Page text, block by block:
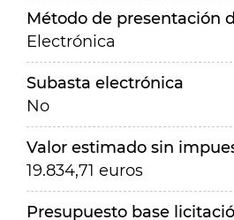
Método de presentación
Electrónica
Subasta electrónica
No
Valor estimado sin
19.834,71 euros
Presupuesto base